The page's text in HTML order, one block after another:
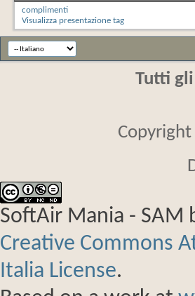
complimenti
Visualizza presentazione tag
Tutti
SoftAir Mania - SAM
Creative Commons
Italia License.